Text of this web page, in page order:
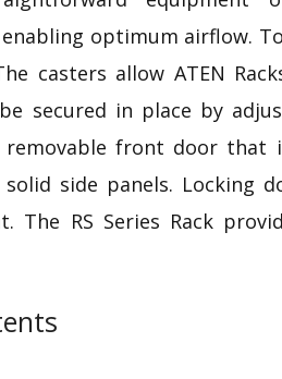
optimum airflow.
casters allow ATEN
secured in place by
removable front door
side panels. Locking
The RS Series Rack